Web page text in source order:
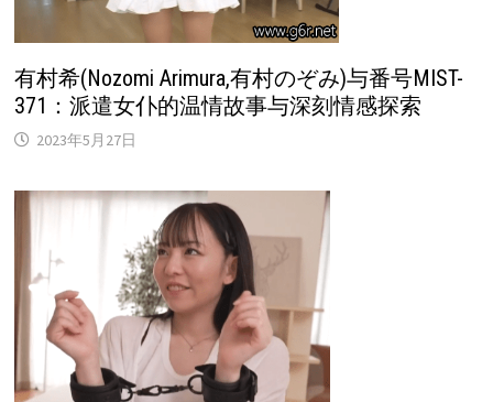
有村希(Nozomi Arimura,有村のぞみ)与番号MIST-
371：派遣女仆的温情故事与深刻情感探索
2023年5月27日